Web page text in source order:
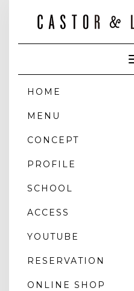
HOME
MENU
CONCEPT
PROFILE
SCHOOL
ACCESS
YOUTUBE
RESERVATION
ONLINE SHOP